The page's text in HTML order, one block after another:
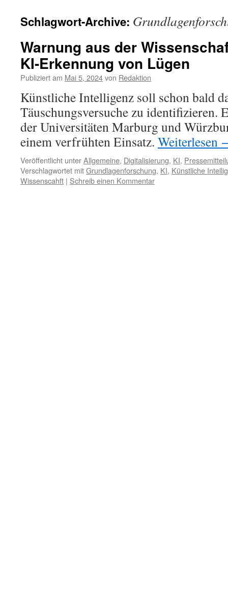
Schlagwort-Archive:
Warnung aus der
KI-Erkennung von Lügen
Publiziert am Mai 5, 2024von Redaktion
Künstliche Intelligenz soll schon bald
Täuschungsversuche zu identifizieren.
der Universitäten Marburg und
einem verfrühten Einsatz. Weiterlesen
Veröffentlicht unterAllgemeine, Digitalisierung, KI,
Verschlagwortet mitGrundlagenforschung, KI, Künstliche
Wissenscahft | Schreib einen Kommentar